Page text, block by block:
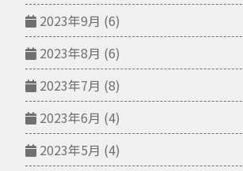
2023年9月 (6)
2023年8月 (6)
2023年7月 (8)
2023年6月 (4)
2023年5月 (4)